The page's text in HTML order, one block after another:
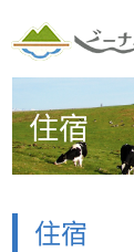
住宿
住宿